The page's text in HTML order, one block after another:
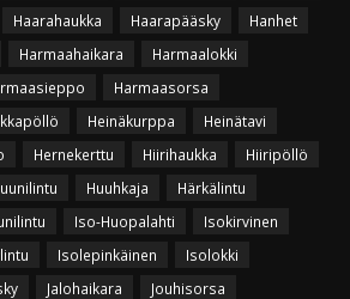
Haarahaukka Haarapääsky
Hanhet
Harmaahaikara
Harmaalokki
Harmaasorsa
Heinäkurppa
Heinätavi
Hernekerttu Hiirihaukka
Hiiripöllö
Huuhkaja
Härkälintu
Iso-Huopalahti
Isokirvinen
Isolepinkäinen
Isolokki
Jalohaikara
Jouhisorsa